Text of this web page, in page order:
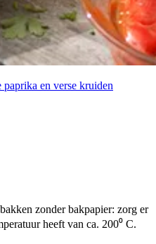
en verse kruiden
zonder bakpapier: zorg er
heeft van ca. 200⁰ C.